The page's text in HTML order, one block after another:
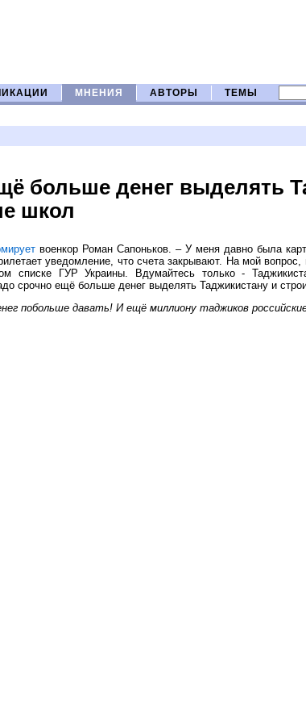
МНЕНИЯ АВТОРЫ ТЕМЫ
больше денег выделять
школ
военкор Роман Сапоньков. – У меня давно была
уведомление, что счета закрывают. На мой
списке ГУР Украины. Вдумайтесь только -
срочно ещё больше денег выделять Таджикистану и
побольше давать! И ещё миллиону таджиков